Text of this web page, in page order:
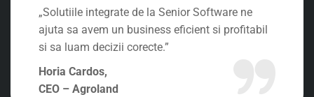
„Solutiile integrate de la Senior Software ne
ajuta sa avem un business eficient si profitabil
si sa luam decizii corecte.”
Horia Cardos,
CEO – Agroland